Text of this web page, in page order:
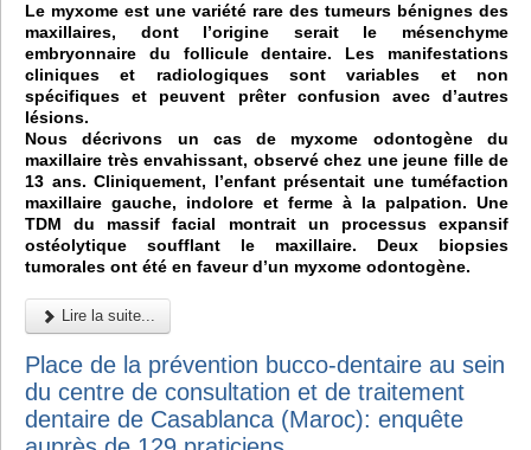
Le myxome est une variété rare des tumeurs bénignes des
maxillaires, dont l’origine serait le mésenchyme
embryonnaire du follicule dentaire. Les manifestations
cliniques et radiologiques sont variables et non
spécifiques et peuvent prêter confusion avec d’autres
lésions.
Nous décrivons un cas de myxome odontogène du
maxillaire très envahissant, observé chez une jeune fille de
13 ans. Cliniquement, l’enfant présentait une tuméfaction
maxillaire gauche, indolore et ferme à la palpation. Une
TDM du massif facial montrait un processus expansif
ostéolytique soufflant le maxillaire. Deux biopsies
tumorales ont été en faveur d’un myxome odontogène.
Lire la suite...
Place de la prévention bucco-dentaire au sein
du centre de consultation et de traitement
dentaire de Casablanca (Maroc): enquête